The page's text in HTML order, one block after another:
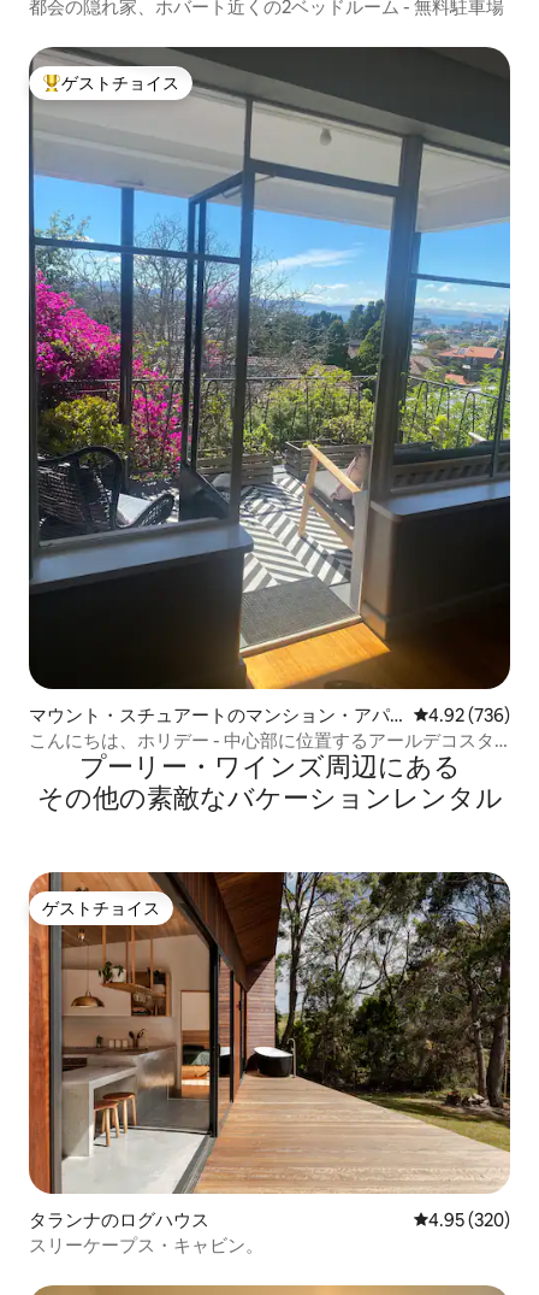
都会の隠れ家、ホバート近くの2ベッドルーム - 無料駐車場
大好評のゲストチョイスです。
ゲストチョイス
マウント・スチュアートのマンション・アパ
ート
レビュー736
4.92 (736)
こんにちは、ホリデー - 中心部に位置するアールデコスタ
プーリー・ワインズ⁠周⁠辺⁠に⁠あ⁠る
そ⁠の⁠他⁠の素⁠敵⁠なバ⁠ケ⁠ー⁠シ⁠ョ⁠ン⁠レ⁠ン⁠タ⁠ル
ゲストチョイス
ゲストチョイス
タランナのログハウス レビュー320
4.95 (320)
スリーケープス・キャビン。